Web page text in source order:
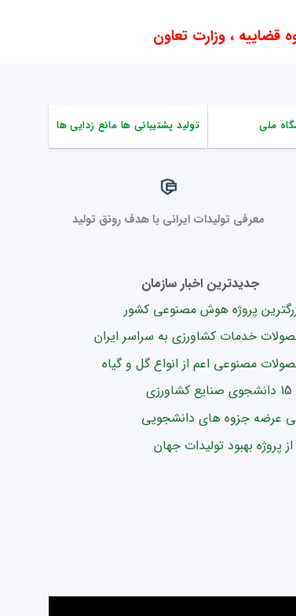
، وزارت تعاون
ملی تولید پشتیبانی ها مانع زدایی ها
معرفی تولیدات ایرانی با هدف رونق تولید
جدیدترین اخبار سازمان
پروژه هوش مصنوعی کشور
خدمات کشاورزی به سراسر ایران
مصنوعی اعم از انواع گل و گیاه
عرضه جزوه های دانشجویی
پروژه بهبود تولیدات جهان